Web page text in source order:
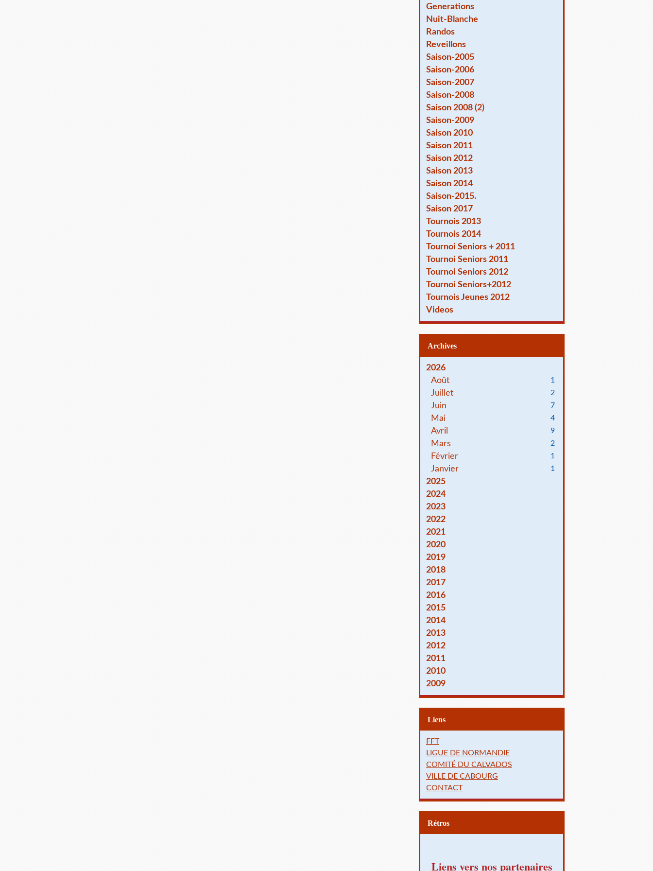
Generations
Nuit-Blanche
Randos
Reveillons
Saison-2005
Saison-2006
Saison-2007
Saison-2008
Saison 2008 (2)
Saison-2009
Saison 2010
Saison 2011
Saison 2012
Saison 2013
Saison 2014
Saison-2015.
Saison 2017
Tournois 2013
Tournois 2014
Tournoi Seniors + 2011
Tournoi Seniors 2011
Tournoi Seniors 2012
Tournoi Seniors+2012
Tournois Jeunes 2012
Videos
Archives
2026
Août
1
Juillet 2
Juin 7
Mai 4
Avril 9
Mars 2
Février 1
Janvier 1
2025
2024
2023
2022
2021
2020
2019
2018
2017
2016
2015
2014
2013
2012
2011
2010
2009
Liens
FFT
LIGUE DE NORMANDIE
COMITÉ DU CALVADOS
VILLE DE CABOURG
CONTACT
Rétros
Liens vers nos partenaires